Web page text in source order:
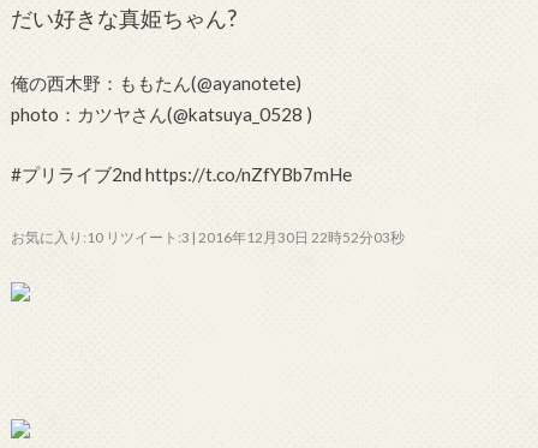
だい好きな真姫ちゃん?
俺の西木野：ももたん(@ayanotete)
photo：カツヤさん(@katsuya_0528 )
#プリライブ2nd https://t.co/nZfYBb7mHe
お気に入り:10 リツイート:3 | 2016年12月30日 22時52分03秒